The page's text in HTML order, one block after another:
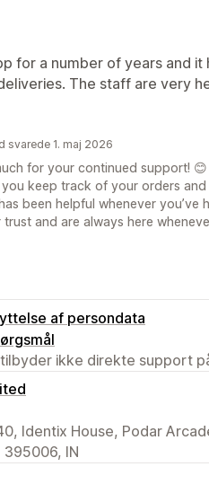
for a number of years and
The staff are very
svarede 1. maj 2026
for your continued support!
keep track of your orders and
been helpful whenever you’ve
and are always here
af persondata
ikke direkte support
Identix House, Podar
395006, IN